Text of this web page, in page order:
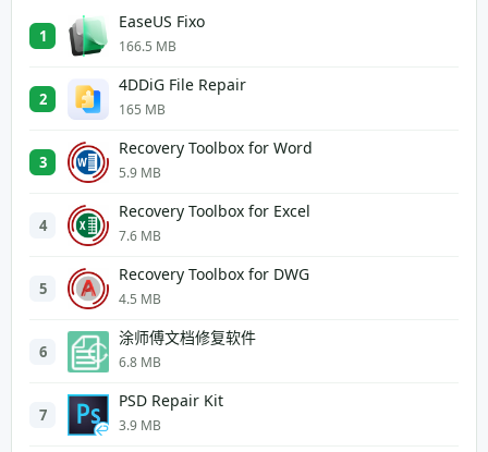
1
EaseUS Fixo
166.5 MB
2
4DDiG File Repair
165 MB
3
Recovery Toolbox for Word
5.9 MB
4
Recovery Toolbox for Excel
7.6 MB
5
Recovery Toolbox for DWG
4.5 MB
6
涂师傅文档修复软件
6.8 MB
7
PSD Repair Kit
3.9 MB